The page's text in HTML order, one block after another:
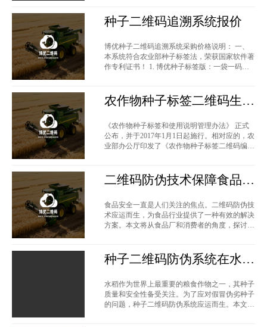
种子二维码追溯系统报价
博优种子二维码追溯系统采购价格说明： 一、
本系统符合农业部种子标签法，荣获国家软件著
作专利证书！ 1. 博优种子标签版：一袋一码，
农作物种子标签二维码生成
《农作物种子标签和使用说明管理办法》 正式
公布，并于2017年1月1日起施行。相对应的，农
业部办公厅印发了《农作物种子标签二维码编码
二维码防伪技术保障食品安
食品安全一直是人们关注的焦点。二维码防伪技
术应运而生，为食品行业提供了一种有效的解决
方案。本文将从食品厂和消费者的角度，探讨二
种子二维码防伪系统在水稻
水稻作为世界上最重要的粮食作物之一，其种子
质量和安全性备受关注。为了应对假冒伪劣种子
的问题，种子二维码防伪系统应运而生。本文将